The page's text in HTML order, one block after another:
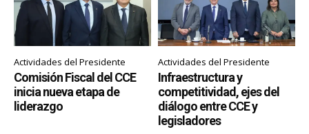
Actividades del Presidente
Comisión Fiscal del CCE
inicia nueva etapa de
liderazgo
Actividades del Presidente
Infraestructura y
competitividad, ejes del
diálogo entre CCE y
legisladores